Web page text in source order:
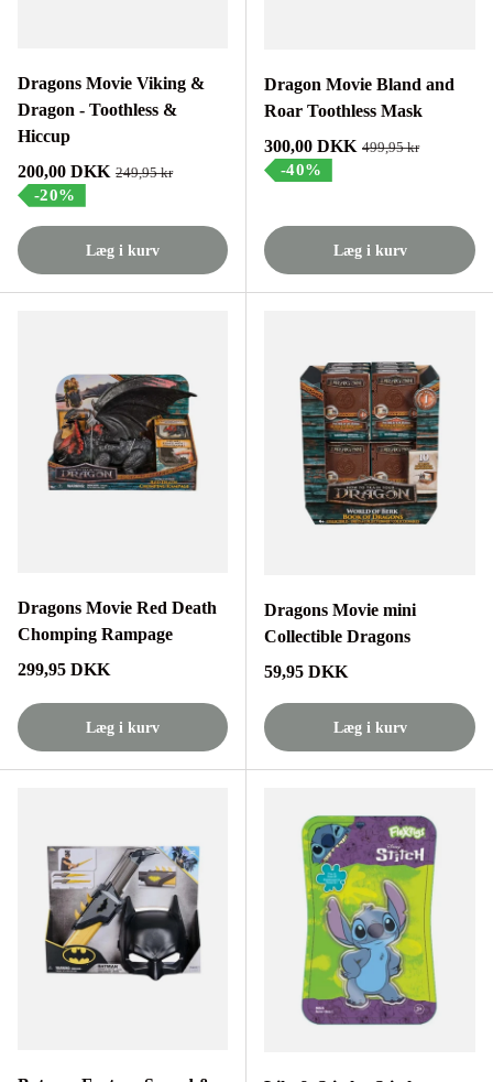
Dragons Movie Viking &
Dragon - Toothless &
Hiccup
Tilbudspris
200,00 DKK Normalpris
249,95 kr
-20%
Læg i kurv
Dragon Movie Bland and
Roar Toothless Mask
Tilbudspris
300,00 DKK Normalpris
499,95 kr
-40%
Læg i kurv
Dragons Movie Red Death
Chomping Rampage
Normalpris
299,95 DKK
Læg i kurv
Dragons Movie mini
Collectible Dragons
Normalpris
59,95 DKK
Læg i kurv